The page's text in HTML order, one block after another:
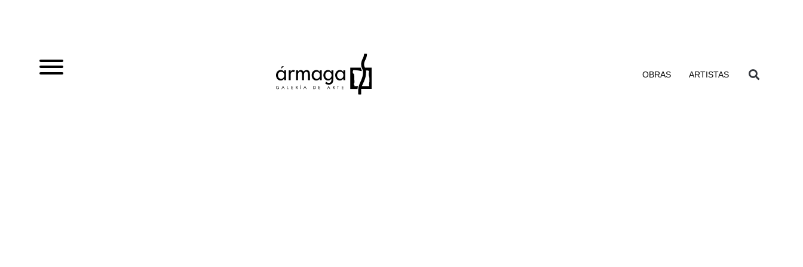
OBRAS ARTISTAS